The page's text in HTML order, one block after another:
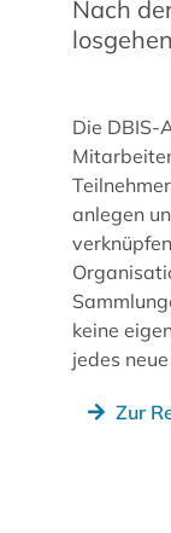
Nach
Die DBIS-
anlegen
keine
jedes
Zur